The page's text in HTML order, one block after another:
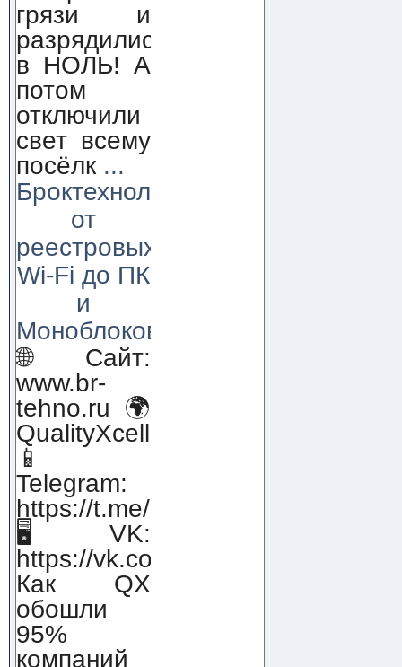
грязи и
разрядились
в НОЛЬ! А
потом
отключили
свет всему
посёлк ...
Броктехнолоджи:
от
реестровых
Wi-Fi до ПК
и
Моноблоков!
🌐 Сайт:
www.br-
tehno.ru 🌍
QualityXcellence.ru
📱
Telegram:
https://t.me/qx_lab_IT
🖥 VK:
https://vk.com/qualityxcellenc
Как QX
обошли
95%
компаний